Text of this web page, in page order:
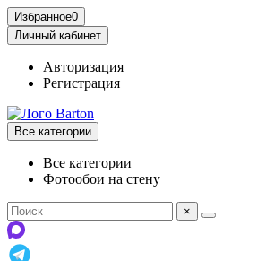
Избранное0
Личный кабинет
Авторизация
Регистрация
Все категории
Все категории
Фотообои на стену
×